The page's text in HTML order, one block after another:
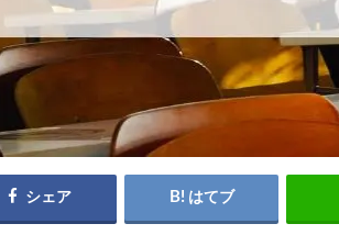
シェア はてブ